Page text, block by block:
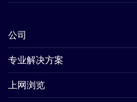
公司
专业解决方案
上网浏览